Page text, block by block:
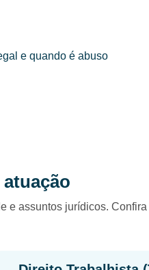
e quando é abuso
e assuntos jurídicos.